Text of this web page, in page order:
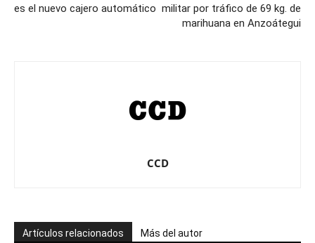
es el nuevo cajero automático militar por tráfico de 69 kg. de
marihuana en Anzoátegui
CCD
Artículos relacionados Más del autor